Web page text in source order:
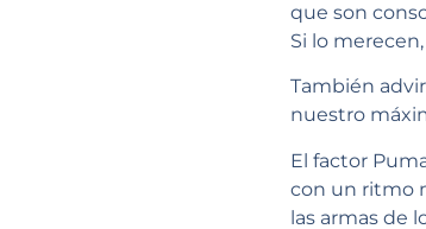
que son
Si lo
También
nuestro
El factor
con un ritmo
las armas de